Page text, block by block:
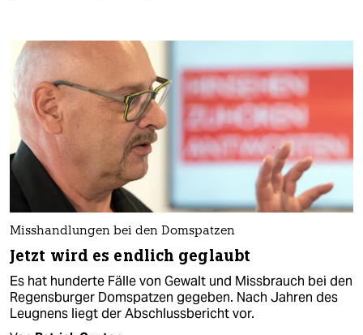
Misshandlungen bei den Domspatzen
Jetzt wird es endlich geglaubt
Es hat hunderte Fälle von Gewalt und Missbrauch bei den
Regensburger Domspatzen gegeben. Nach Jahren des
Leugnens liegt der Abschlussbericht vor.